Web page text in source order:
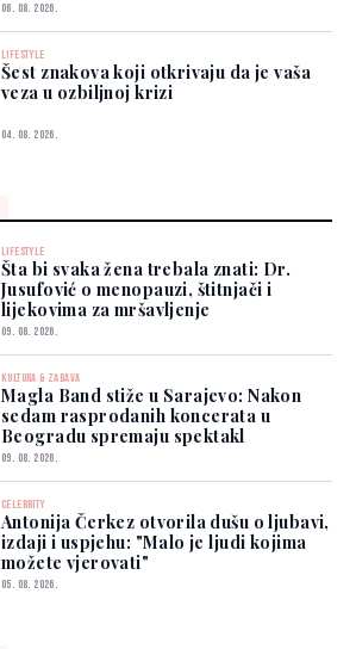
06. 08. 2026.
LIFESTYLE
Šest znakova koji otkrivaju da je vaša
veza u ozbiljnoj krizi
04. 08. 2026.
LIFESTYLE
Šta bi svaka žena trebala znati: Dr.
Jusufović o menopauzi, štitnjači i
lijekovima za mršavljenje
09. 08. 2026.
KULTURA & ZABAVA
Magla Band stiže u Sarajevo: Nakon
sedam rasprodanih koncerata u
Beogradu spremaju spektakl
09. 08. 2026.
CELEBRITY
Antonija Čerkez otvorila dušu o ljubavi,
izdaji i uspjehu: "Malo je ljudi kojima
možete vjerovati"
05. 08. 2026.